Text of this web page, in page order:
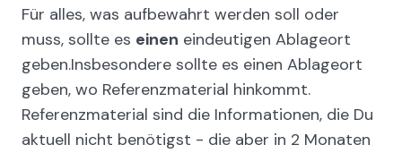
Für alles, was aufbewahrt werden soll oder
muss, sollte es einen eindeutigen Ablageort
geben.Insbesondere sollte es einen Ablageort
geben, wo Referenzmaterial hinkommt.
Referenzmaterial sind die Informationen, die Du
aktuell nicht benötigst - die aber in 2 Monaten